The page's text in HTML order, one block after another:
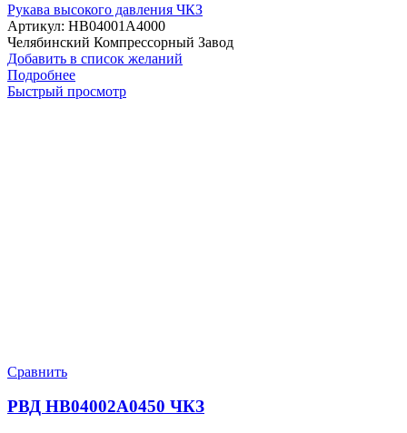
Рукава высокого давления ЧКЗ
Артикул: HB04001A4000
Челябинский Компрессорный Завод
Добавить в список желаний
Подробнее
Быстрый просмотр
Сравнить
РВД HB04002A0450 ЧКЗ